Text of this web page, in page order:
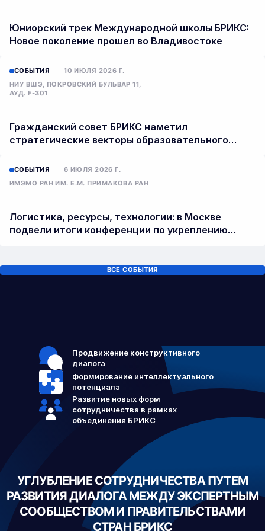
Юниорский трек Международной школы БРИКС:
Новое поколение прошел во Владивостоке
СОБЫТИЯ
10 ИЮЛЯ 2026 Г.
НИУ ВШЭ, ПОКРОВСКИЙ БУЛЬВАР 11,
АУД. F-301
Гражданский совет БРИКС наметил
стратегические векторы образовательного
СОБЫТИЯ
6 ИЮЛЯ 2026 Г.
ИМЭМО РАН ИМ. Е.М. ПРИМАКОВА РАН
Логистика, ресурсы, технологии: в Москве
подвели итоги конференции по укреплению
ВСЕ СОБЫТИЯ
Продвижение конструктивного
диалога
Формирование интеллектуального
потенциала
Развитие новых форм
сотрудничества в рамках
объединения БРИКС
УГЛУБЛЕНИЕ СОТРУДНИЧЕСТВА ПУТЕМ
РАЗВИТИЯ ДИАЛОГА МЕЖДУ ЭКСПЕРТНЫМ
СООБЩЕСТВОМ И ПРАВИТЕЛЬСТВАМИ
СТРАН БРИКС